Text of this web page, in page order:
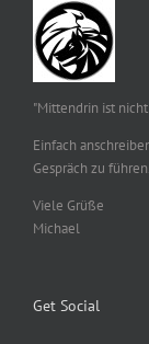
"Mittendrin ist
Einfach
Gespräch zu führen.
Viele Grüße
Michael
Get Social